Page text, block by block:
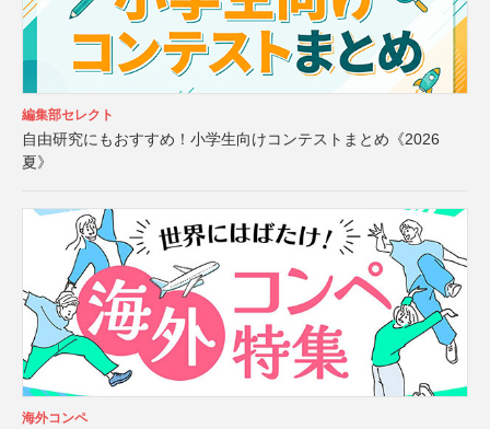
編集部セレクト
自由研究にもおすすめ！小学生向けコンテストまとめ《2026
夏》
海外コンペ